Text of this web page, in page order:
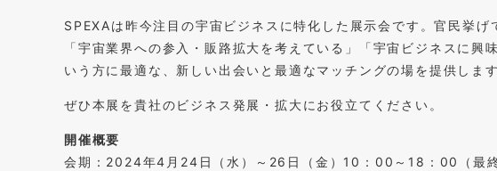
SPEXAは昨今注目の宇宙ビジネスに特化した展示会です。官民挙げ
「宇宙業界への参入・販路拡大を考えている」「宇宙ビジネスに興
いう方に最適な、新しい出会いと最適なマッチングの場を提供します
ぜひ本展を貴社のビジネス発展・拡大にお役立てください。
開催概要
会期：2024年4月24日（水）～26日（金）10：00～18：00（最